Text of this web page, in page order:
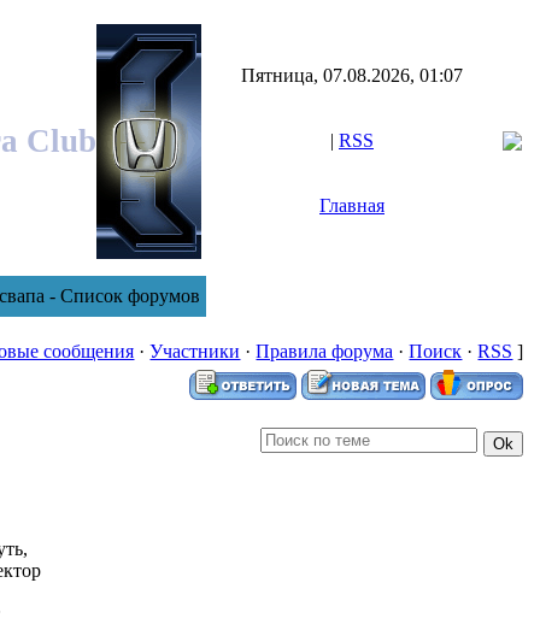
Club
Пятница, 07.08.2026, 01:07
| RSS
Главная
- Список форумов
сообщения ·Участники ·Правила форума ·Поиск ·RSS ]